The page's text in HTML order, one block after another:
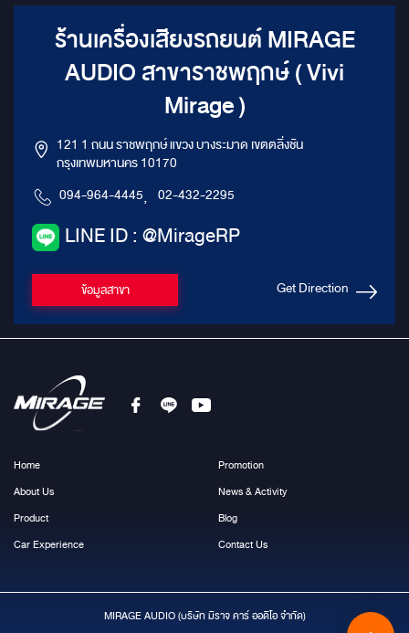
ร้านเครื่องเสียงรถยนต์ MIRAGE
AUDIO สาขาราชพฤกษ์ ( Vivi
Mirage )
121 1 ถนน ราชพฤกษ์ แขวง บางระมาด เขตตลิ่งชัน
กรุงเทพมหานคร 10170
094-964-4445, 02-432-2295
LINE ID : @MirageRP
ข้อมูลสาขา Get Direction
Home
About Us
Product
Car Experience
Promotion
News & Activity
Blog
Contact Us
MIRAGE AUDIO (บริษัท มีราจ คาร์ ออดิโอ จำกัด)